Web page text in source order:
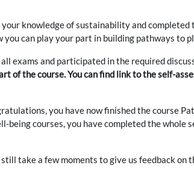
knowledge of sustainability and completed
you can play your part in building pathways to
exams and participated in the required
of the course. You can find link to the self-
you have now finished the course
being courses,you have completed the whole
take a few moments to give us feedback on